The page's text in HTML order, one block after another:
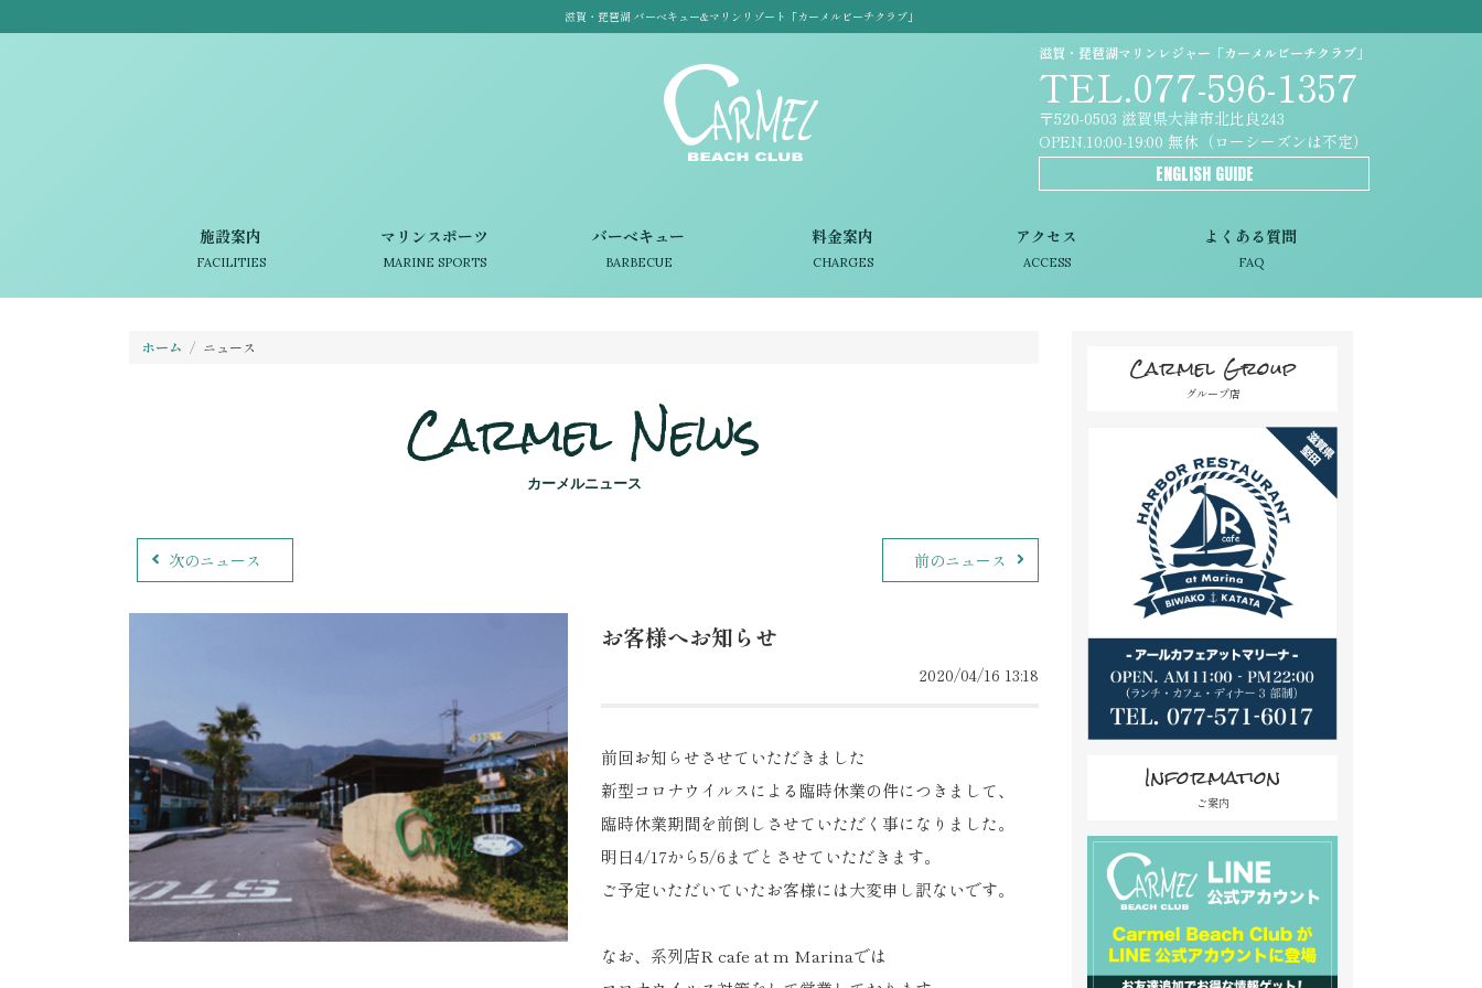
滋賀・琵琶湖 バーベキュー&マリンリゾート「カーメルビーチクラブ」
施設案内
FACILITIES
マリンスポーツ
MARINE SPORTS
バーベキュー
BARBECUE
料金案内
CHARGES
アクセス
ACCESS
よくある質問
FAQ
滋賀・琵琶湖マリンレジャー「カーメルビーチクラブ」
TEL.077-596-1357
〒520-0503 滋賀県大津市北比良243
OPEN.10:00-19:00 無休（ローシーズンは不定）
ENGLISH GUIDE
ホーム ニュース
Carmel News
カーメルニュース
次のニュース 前のニュース
お客様へお知らせ
2020/04/16 13:18
前回お知らせさせていただきました
新型コロナウイルスによる臨時休業の件につきまして、
臨時休業期間を前倒しさせていただく事になりました。
明日4/17から5/6までとさせていただきます。
ご予定いただいていたお客様には大変申し訳ないです。
なお、系列店R cafe at m Marinaでは
Carmel Group
グループ店
Information
ご案内